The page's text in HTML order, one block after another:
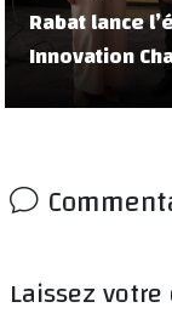
Rabat lance
Innovation
Laissez